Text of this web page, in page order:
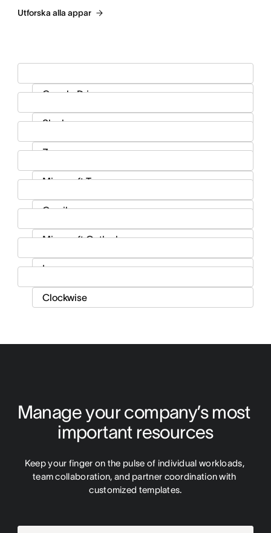
Utforska alla appar
Manage your company’s most
important resources
Keep your finger on the pulse of individual workloads,
team collaboration, and partner coordination with
customized templates.